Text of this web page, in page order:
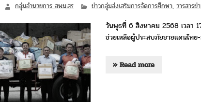
กลุ่มอำนวยการ สพม.สร ข่าวกลุ่มส่งเสริมการจัดการศึกษา, วารสาร
วันพุธที่ 6 สิงหาคม 2568 เวลา
ช่วยเหลือผู้ประสบภัยชายแดนไ
» Read more